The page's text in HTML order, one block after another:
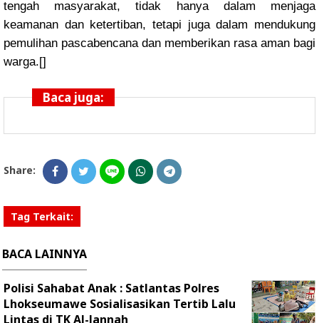
tengah masyarakat, tidak hanya dalam menjaga
keamanan dan ketertiban, tetapi juga dalam mendukung
pemulihan pascabencana dan memberikan rasa aman bagi
warga.[]
Baca juga:
Share:
Tag Terkait:
BACA LAINNYA
Polisi Sahabat Anak : Satlantas Polres
Lhokseumawe Sosialisasikan Tertib Lalu
Lintas di TK Al-Jannah